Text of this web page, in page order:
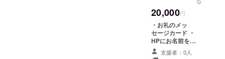
個 ・志免産石炭
を使用したオリ
ジナルフレイム
ストーンネック
レス１個
20,000円
・お礼のメッ
セージカード ・
HPにお名前を大
きく掲載 ・チ
ケット３枚 ・
支援者：0人